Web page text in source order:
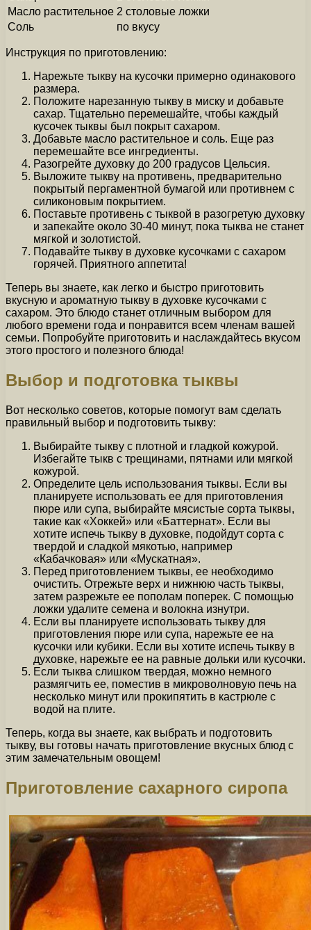
Масло растительное 2 столовые ложки
Соль
по вкусу
Инструкция по приготовлению:
Нарежьте тыкву на кусочки примерно одинакового
размера.
Положите нарезанную тыкву в миску и добавьте
сахар. Тщательно перемешайте, чтобы каждый
кусочек тыквы был покрыт сахаром.
Добавьте масло растительное и соль. Еще раз
перемешайте все ингредиенты.
Разогрейте духовку до 200 градусов Цельсия.
Выложите тыкву на противень, предварительно
покрытый пергаментной бумагой или противнем с
силиконовым покрытием.
Поставьте противень с тыквой в разогретую духовку
и запекайте около 30-40 минут, пока тыква не станет
мягкой и золотистой.
Подавайте тыкву в духовке кусочками с сахаром
горячей. Приятного аппетита!
Теперь вы знаете, как легко и быстро приготовить
вкусную и ароматную тыкву в духовке кусочками с
сахаром. Это блюдо станет отличным выбором для
любого времени года и понравится всем членам вашей
семьи. Попробуйте приготовить и наслаждайтесь вкусом
этого простого и полезного блюда!
Выбор и подготовка тыквы
Вот несколько советов, которые помогут вам сделать
правильный выбор и подготовить тыкву:
Выбирайте тыкву с плотной и гладкой кожурой.
Избегайте тыкв с трещинами, пятнами или мягкой
кожурой.
Определите цель использования тыквы. Если вы
планируете использовать ее для приготовления
пюре или супа, выбирайте мясистые сорта тыквы,
такие как «Хоккей» или «Баттернат». Если вы
хотите испечь тыкву в духовке, подойдут сорта с
твердой и сладкой мякотью, например
«Кабачковая» или «Мускатная».
Перед приготовлением тыквы, ее необходимо
очистить. Отрежьте верх и нижнюю часть тыквы,
затем разрежьте ее пополам поперек. С помощью
ложки удалите семена и волокна изнутри.
Если вы планируете использовать тыкву для
приготовления пюре или супа, нарежьте ее на
кусочки или кубики. Если вы хотите испечь тыкву в
духовке, нарежьте ее на равные дольки или кусочки.
Если тыква слишком твердая, можно немного
размягчить ее, поместив в микроволновую печь на
несколько минут или прокипятить в кастрюле с
водой на плите.
Теперь, когда вы знаете, как выбрать и подготовить
тыкву, вы готовы начать приготовление вкусных блюд с
этим замечательным овощем!
Приготовление сахарного сиропа